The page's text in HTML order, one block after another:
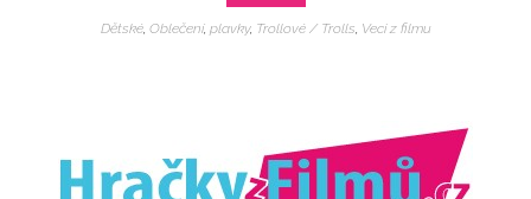
Dětské, Oblečení, plavky, Trollové / Trolls, Veci z filmu